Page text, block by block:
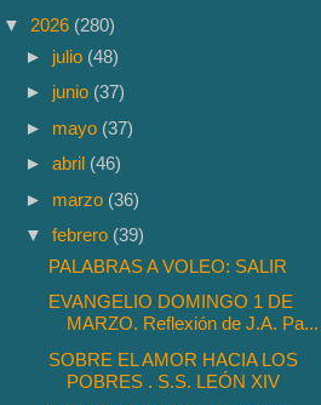
▼ 2026 (280)
► julio (48)
► junio (37)
► mayo (37)
►abril (46)
► marzo (36)
▼febrero (39)
PALABRAS A VOLEO: SALIR
EVANGELIO DOMINGO 1 DE
MARZO. Reflexión de J.A. Pa...
SOBRE EL AMOR HACIA LOS
POBRES . S.S. LEÓN XIV